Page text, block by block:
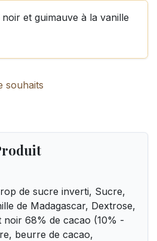
et guimauve à la vanille
souhaits
de sucre inverti, Sucre,
de Madagascar, Dextrose,
noir 68% de cacao (10% -
beurre de cacao,